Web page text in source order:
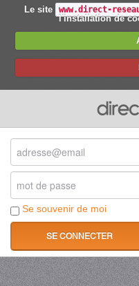
Le site www.direct-
l'installation de
Se souvenir de moi